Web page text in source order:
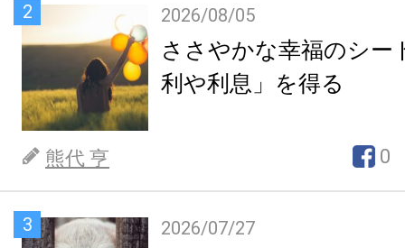
2 2026/08/05
ささやかな幸福のシー
利や利息」を得る
熊代 亨 0
3 2026/07/27